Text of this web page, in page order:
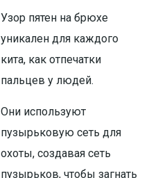
Узор пятен на брюхе
уникален для каждого
кита, как отпечатки
пальцев у людей.
Они используют
пузырьковую сеть для
охоты, создавая сеть
пузырьков, чтобы загнать